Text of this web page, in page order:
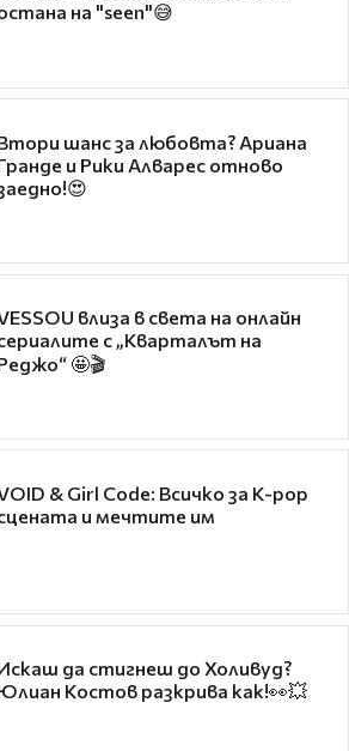
на "seen"😅
шанс за любовта? Ариана
и Рики Алварес отново
влиза в света на онлайн
с „Кварталът на
🤩🎬
& Girl Code: Всичко за K-pop
и мечтите им
да стигнеш до Холивуд?
Костов разкрива как!👀💥